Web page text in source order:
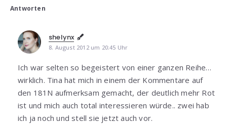
Antworten
shelynx
8. August 2012 um 20:45 Uhr
Ich war selten so begeistert von einer ganzen Reihe…
wirklich. Tina hat mich in einem der Kommentare auf
den 181N aufmerksam gemacht, der deutlich mehr Rot
ist und mich auch total interessieren würde.. zwei hab
ich ja noch und stell sie jetzt auch vor.